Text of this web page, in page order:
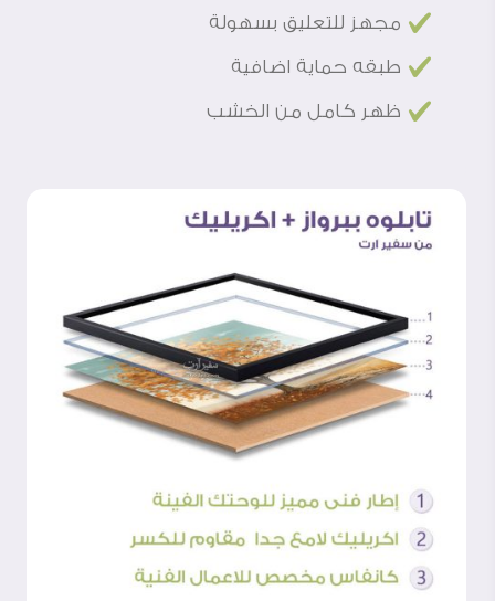
£ مجهز للتعليق بسهولة
£ طبقه حماية اضافية
£ ظهر كامل من الخشب